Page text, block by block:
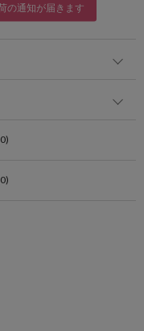
の通知が届きます